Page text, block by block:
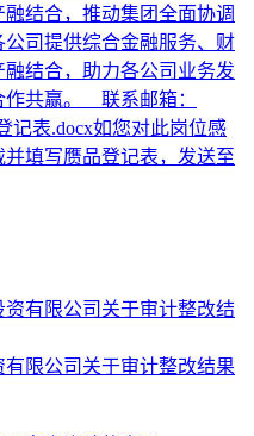
结合，推动集团全面协调
司提供综合金融服务、财
结合，助力各公司业务发
作共赢。 联系邮箱：
记表.docx如您对此岗位感
填写赝品登记表，发送至
限公司关于审计整改结果